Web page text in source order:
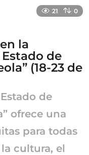
21 0
la
de
(18-23 de
de
ofrece una
para todas
cultura, el